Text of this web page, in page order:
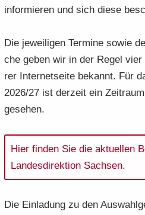
in­for­mie­ren und sich diese
Die je­wei­li­gen Ter­mi­ne sowie
che geben wir in der Regel
rer In­ter­net­sei­te be­kannt. Für
2026/27 ist der­zeit ein
ge­se­hen.
Hier fin­den Sie die ak­tu­el­len
Lan­des­di­rek­ti­on Sach­sen.​
Die Ein­la­dung zu den